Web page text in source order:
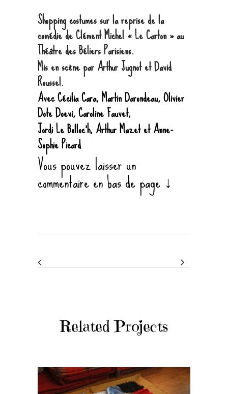
Shopping costumes sur la reprise de la
comédie de Clément Michel « Le Carton » au
Théâtre des Béliers Parisiens.
Mis en scène par Arthur Jugnot et David
Roussel.
Avec Cécilia Cara, Martin Darondeau, Olivier
Dote Doevi, Caroline Fauvet,
Jordi Le Bolloc’h, Arthur Mazet et Anne-
Sophie Picard
Vous pouvez laisser un
commentaire en bas de page ↓
Related Projects